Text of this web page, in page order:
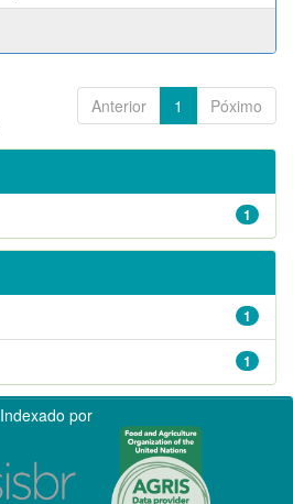
Anterior 1 Póximo
1
1
1
Indexado por